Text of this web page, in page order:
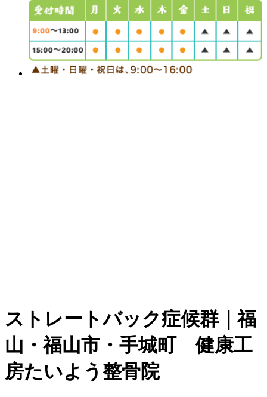
ストレートバック症候群｜福
山・福山市・手城町 健康工
房たいよう整骨院